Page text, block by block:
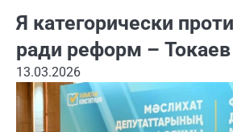
Я категорически
ради реформ – Токаев
13.03.2026